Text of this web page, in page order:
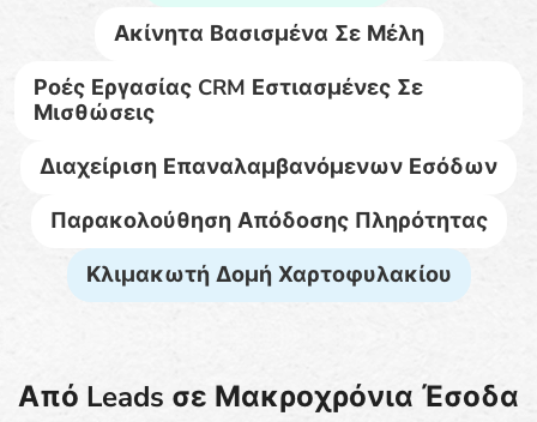
Ακίνητα Βασισμένα Σε Μέλη
Ροές Εργασίας CRM Εστιασμένες Σε
Μισθώσεις
Διαχείριση Επαναλαμβανόμενων Εσόδων
Παρακολούθηση Απόδοσης Πληρότητας
Κλιμακωτή Δομή Χαρτοφυλακίου
Από Leads σε Μακροχρόνια Έσοδα